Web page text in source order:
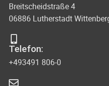
Breitscheidstraße 4
06886 Lutherstadt
Telefon:
+493491 806-0